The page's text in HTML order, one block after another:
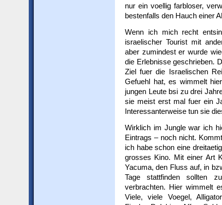
nur ein voellig farbloser,
bestenfalls den Hauch einer
Wenn ich mich recht
israelischer Tourist mit
aber zumindest er wurde
die Erlebnisse geschrieben.
Ziel fuer die Israelischen
Gefuehl hat, es wimmelt
jungen Leute bsi zu drei
sie meist erst mal fuer ein
Interessanterweise tun sie
Wirklich im Jungle war ich
Eintrags – noch nicht.
ich habe schon eine
grosses Kino. Mit einer Art
Yacuma, den Fluss auf, in
Tage stattfinden sollten
verbrachten. Hier wimmelt
Viele, viele Voegel,